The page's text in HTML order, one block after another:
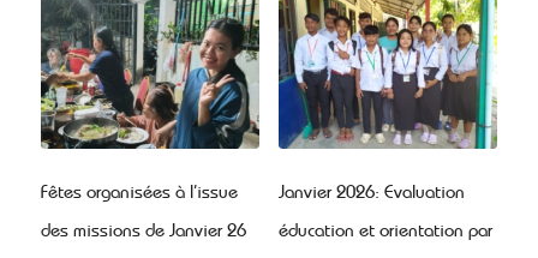
Fêtes organisées à l’issue
des missions de Janvier 26
Janvier 2026: Evaluation
éducation et orientation par